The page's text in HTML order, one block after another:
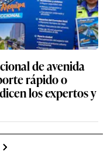
de avenida
rápido o
los expertos y